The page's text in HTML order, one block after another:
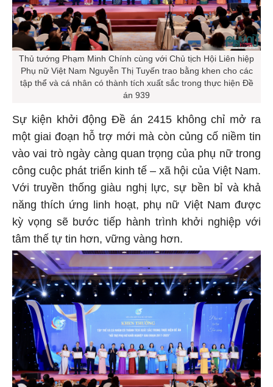
Thủ tướng Phạm Minh Chính cùng với Chủ tịch Hội Liên hiệp
Phụ nữ Việt Nam Nguyễn Thị Tuyến trao bằng khen cho các
tập thể và cá nhân có thành tích xuất sắc trong thực hiện Đề
án 939
Sự kiện khởi động Đề án 2415 không chỉ mở ra
một giai đoạn hỗ trợ mới mà còn củng cố niềm tin
vào vai trò ngày càng quan trọng của phụ nữ trong
công cuộc phát triển kinh tế – xã hội của Việt Nam.
Với truyền thống giàu nghị lực, sự bền bỉ và khả
năng thích ứng linh hoạt, phụ nữ Việt Nam được
kỳ vọng sẽ bước tiếp hành trình khởi nghiệp với
tâm thế tự tin hơn, vững vàng hơn.